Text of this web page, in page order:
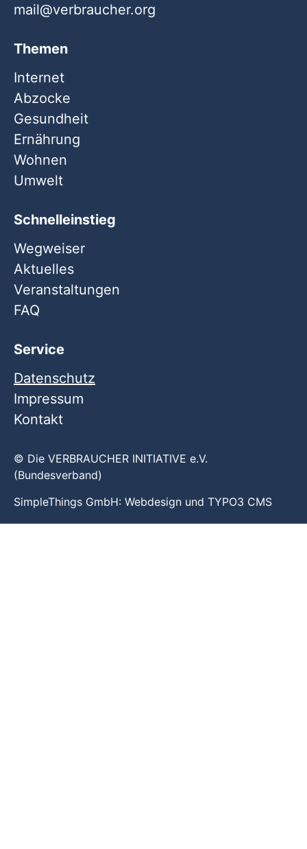
mail
verbraucher org
Themen
Internet
Abzocke
Gesundheit
Ernährung
Wohnen
Umwelt
Schnelleinstieg
Wegweiser
Aktuelles
Veranstaltungen
FAQ
Service
Datenschutz
Impressum
Kontakt
© Die VERBRAUCHER INITIATIVE e.V.
(Bundesverband)
SimpleThings GmbH: Webdesign und TYPO3 CMS